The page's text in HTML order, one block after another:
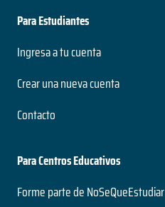
Para Estudiantes
Ingresa a tu cuenta
Crear una nueva cuenta
Contacto
Para Centros Educativos
Forme parte de NoSeQueEstudiar